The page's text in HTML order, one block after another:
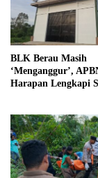
BLK Berau Masih
‘Menganggur’,
Harapan Lengkapi